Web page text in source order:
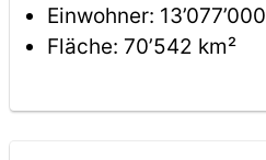
Einwohner: 13’077’000
Fläche: 70’542 km²